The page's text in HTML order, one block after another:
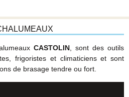
CASTOLIN , sont des outils
frigoristes et climaticiens et sont
de brasage tendre ou fort.